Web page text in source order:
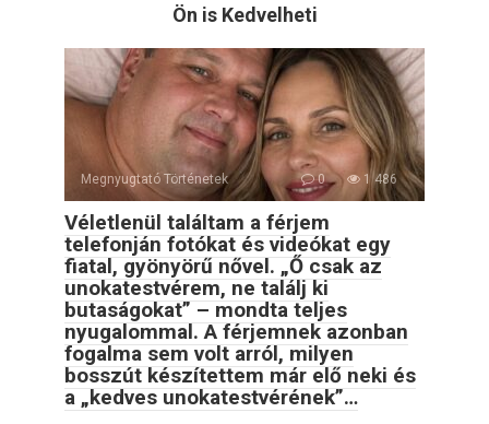
Ön is Kedvelheti
Megnyugtató Történetek 0 1 486
Véletlenül találtam a férjem
telefonján fotókat és videókat egy
fiatal, gyönyörű nővel. „Ő csak az
unokatestvérem, ne találj ki
butaságokat” – mondta teljes
nyugalommal. A férjemnek azonban
fogalma sem volt arról, milyen
bosszút készítettem már elő neki és
a „kedves unokatestvérének”…